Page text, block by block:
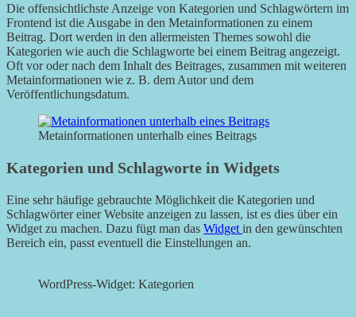
Die offensichtlichste Anzeige von Kategorien und Schlagwörtern im
Frontend ist die Ausgabe in den Metainformationen zu einem
Beitrag. Dort werden in den allermeisten Themes sowohl die
Kategorien wie auch die Schlagworte bei einem Beitrag angezeigt.
Oft vor oder nach dem Inhalt des Beitrages, zusammen mit weiteren
Metainformationen wie z. B. dem Autor und dem
Veröffentlichungsdatum.
Metainformationen unterhalb eines Beitrags
Kategorien und Schlagworte in Widgets
Eine sehr häufige gebrauchte Möglichkeit die Kategorien und
Schlagwörter einer Website anzeigen zu lassen, ist es dies über ein
Widget zu machen. Dazu fügt man das Widget in den gewünschten
Bereich ein, passt eventuell die Einstellungen an.
WordPress-Widget: Kategorien